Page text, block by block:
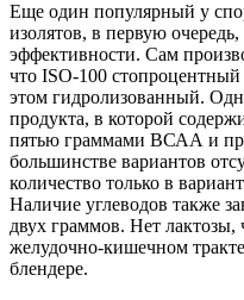
Еще один популярный у
изолятов, в первую очередь,
эффективности. Сам
что ISO-100
этом гидролизованный.
продукта, в которой
пятью граммами ВСАА и
большинстве вариантов
количество только в
Наличие углеводов также
двух граммов. Нет лактозы,
желудочно-кишечном
блендере.